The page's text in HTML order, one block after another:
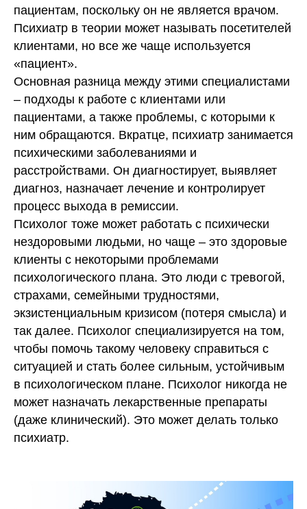
пациентам, поскольку он не является врачом.
Психиатр в теории может называть посетителей
клиентами, но все же чаще используется
«пациент».
Основная разница между этими специалистами
– подходы к работе с клиентами или
пациентами, а также проблемы, с которыми к
ним обращаются. Вкратце, психиатр занимается
психическими заболеваниями и
расстройствами. Он диагностирует, выявляет
диагноз, назначает лечение и контролирует
процесс выхода в ремиссии.
Психолог тоже может работать с психически
нездоровыми людьми, но чаще – это здоровые
клиенты с некоторыми проблемами
психологического плана. Это люди с тревогой,
страхами, семейными трудностями,
экзистенциальным кризисом (потеря смысла) и
так далее. Психолог специализируется на том,
чтобы помочь такому человеку справиться с
ситуацией и стать более сильным, устойчивым
в психологическом плане. Психолог никогда не
может назначать лекарственные препараты
(даже клинический). Это может делать только
психиатр.